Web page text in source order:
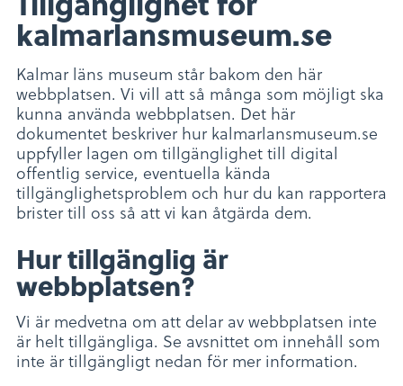
kalmarlansmuseum.se
Kalmar läns museum står bakom den här
webbplatsen. Vi vill att så många som möjligt ska
kunna använda webbplatsen. Det här
dokumentet beskriver hur kalmarlansmuseum.se
uppfyller lagen om tillgänglighet till digital
offentlig service, eventuella kända
tillgänglighetsproblem och hur du kan rapportera
brister till oss så att vi kan åtgärda dem.
Hur tillgänglig är
webbplatsen?
Vi är medvetna om att delar av webbplatsen inte
är helt tillgängliga. Se avsnittet om innehåll som
inte är tillgängligt nedan för mer information.